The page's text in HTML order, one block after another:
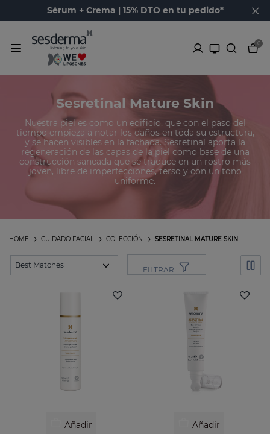
Sérum + Crema | 15% DTO en tu pedido*
0
Sesretinal Mature Skin
Nuestra piel es como un edificio, que con el paso del
tiempo empieza a notar los daños en toda su estructura,
y se hacen visibles en la fachada. Sesretinal aporta la
regeneración de las capas de la piel como base de una
construcción saneada que se traduce en un rostro más
joven, libre de imperfecciones, terso y con un tono
uniforme.
SESRETINAL MATURE SKIN
COLECCIÓN
CUIDADO FACIAL
HOME
FILTRAR
Añadir Añadir